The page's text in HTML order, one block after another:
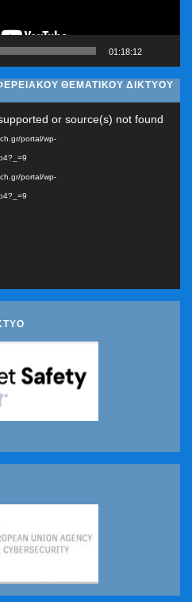
01:18:12
ΘΕΜΑΤΙΚΟΥ ΔΙΚΤΥΟΥ
or source(s) not found
portal/wp-
portal/wp-